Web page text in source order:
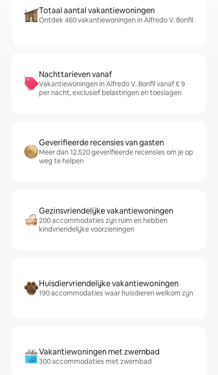
Totaal aantal vakantiewoningen
Ontdek 460 vakantiewoningen in Alfredo V. Bonfil
Nachttarieven vanaf
Vakantiewoningen in Alfredo V. Bonfil vanaf € 9
per nacht, exclusief belastingen en toeslagen
Geverifieerde recensies van gasten
Meer dan 12.520 geverifieerde recensies om je op
weg te helpen
Gezinsvriendelijke vakantiewoningen
200 accommodaties zijn ruim en hebben
kindvriendelijke voorzieningen
Huisdiervriendelijke vakantiewoningen
190 accommodaties waar huisdieren welkom zijn
Vakantiewoningen met zwembad
300 accommodaties met zwembad